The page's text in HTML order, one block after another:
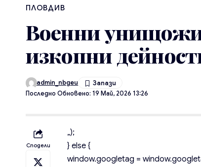
ПЛОВДИВ
Военни
изкопни
Последно Обновено: 19 Май, 2026 13:26
admin_nbgeu
Сподели
„);
} else {
window.googletag =